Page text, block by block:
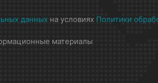
данных на условиях Политики
материалы